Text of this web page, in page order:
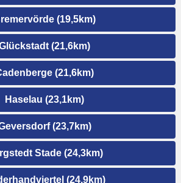
(19,5km)
(21,6km)
(21,6km)
Haselau (23,1km)
(23,7km)
Stade (24,3km)
(24,9km)